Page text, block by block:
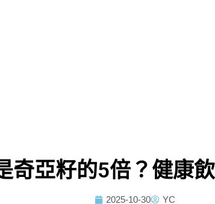
奇亞籽的5倍？健康
2025-10-30 YC